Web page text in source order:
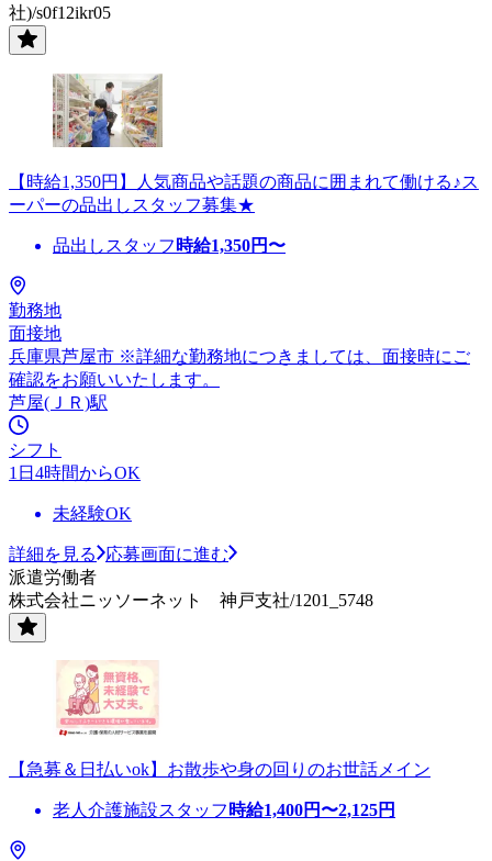
社)/s0f12ikr05
【時給1,350円】人気商品や話題の商品に囲まれて働ける♪ス
ーパーの品出しスタッフ募集★
品出しスタッフ 時給1,350円〜
勤務地
面接地
兵庫県芦屋市 ※詳細な勤務地につきましては、面接時にご
確認をお願いいたします。
芦屋(ＪＲ)駅
シフト
1日4時間からOK
未経験OK
詳細を見る
応募画面に進む
派遣労働者
株式会社ニッソーネット 神戸支社/1201_5748
【急募＆日払いok】お散歩や身の回りのお世話メイン
老人介護施設スタッフ 時給1,400円〜2,125円